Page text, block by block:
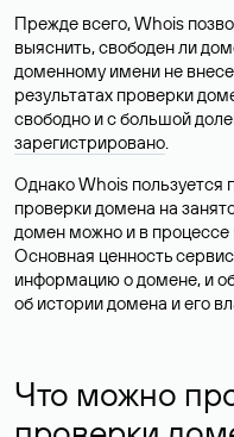
Прежде всего, Whois
выяснить, свободен ли
доменному имени не
результатах проверки
свободно и с большой
зарегистрировано.
Однако Whois пользуется
проверки домена на
домен можно и в
Основная ценность
информацию о домене, и
об истории домена и его
Что можно